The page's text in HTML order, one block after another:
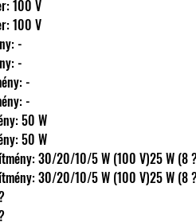
100 V
100 V
-
-
-
-
50 W
50 W
teljesítmény: 30/20/10/5 W (100 V)25 W (8
teljesítmény: 30/20/10/5 W (100 V)25 W (8
?
?